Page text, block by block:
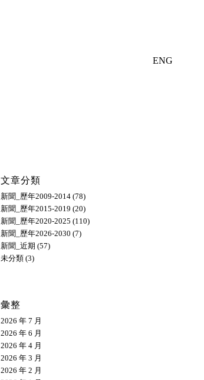
ENG
文章分類
新聞_歷年2009-2014 (78)
新聞_歷年2015-2019 (20)
新聞_歷年2020-2025 (110)
新聞_歷年2026-2030 (7)
新聞_近期 (57)
未分類 (3)
彙整
2026 年 7 月
2026 年 6 月
2026 年 4 月
2026 年 3 月
2026 年 2 月